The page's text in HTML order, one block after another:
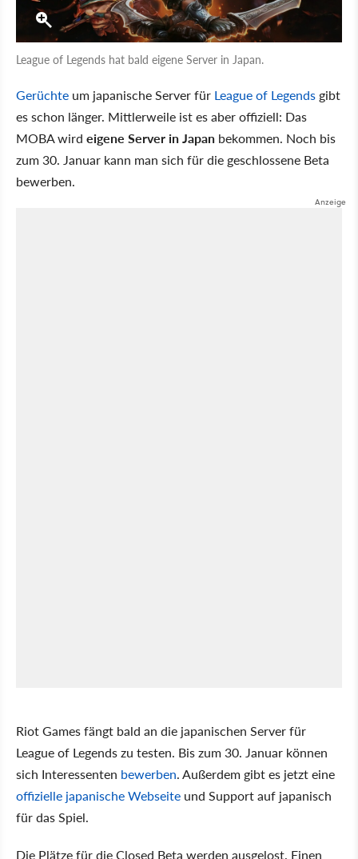
League of Legends hat bald eigene Server in Japan.
Gerüchte um japanische Server für League of Legends gibt
es schon länger. Mittlerweile ist es aber offiziell: Das
MOBA wird eigene Server in Japan bekommen. Noch bis
zum 30. Januar kann man sich für die geschlossene Beta
bewerben.
Riot Games fängt bald an die japanischen Server für
League of Legends zu testen. Bis zum 30. Januar können
sich Interessenten bewerben. Außerdem gibt es jetzt eine
offizielle japanische Webseite und Support auf japanisch
für das Spiel.
Die Plätze für die Closed Beta werden ausgelost. Einen